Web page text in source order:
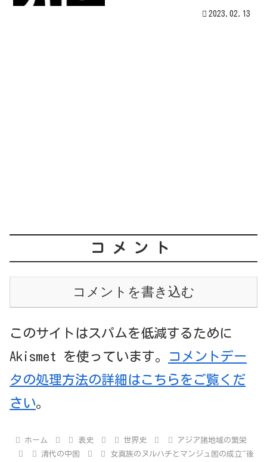
2023.02.13
コメント
コメントを書き込む
このサイトはスパムを低減するために
Akismet を使っています。
コメントデー
タの処理方法の詳細はこちらをご覧くだ
さい。
ホーム 表史 世界史
アジア諸地域の繁栄
清代の中国
女真族のヌルハチとマンジュ国の成立~後